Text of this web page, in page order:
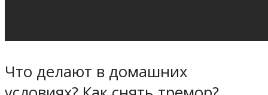
Что делают в домашних